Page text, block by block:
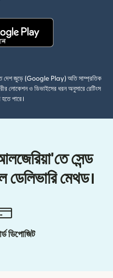
দেশ জুড়ে (Google Play) অতি সাম্প্রতিক
লোকেশন ও ডিভাইসের ধরন অনুসারে রেটিংস
পারে।
সেন্ড
মেথড।
ডিপোজিট